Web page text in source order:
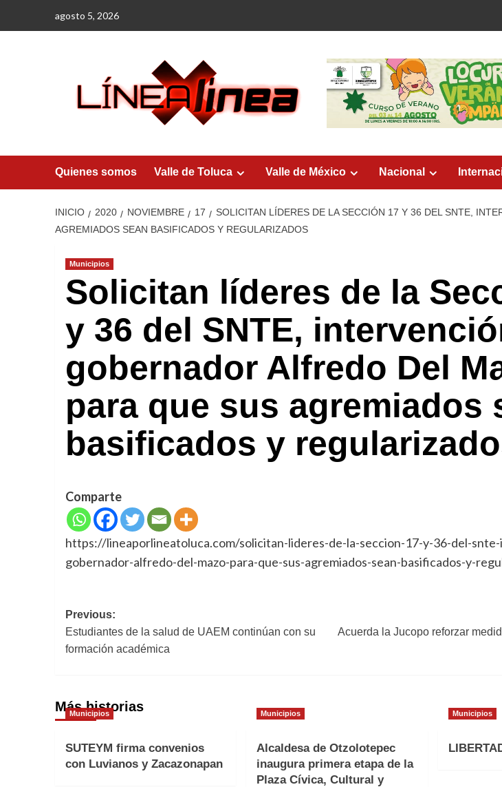
agosto 5, 2026
Quienes somos Valle de Toluca Valle de México Nacional
INICIO 2020 NOVIEMBRE 17
SOLICITAN LÍDERES DE LA SECCIÓN 17 Y 36 DEL SNTE,
AGREMIADOS SEAN BASIFICADOS Y REGULARIZADOS
Municipios
Solicitan líderes de la
y 36 del SNTE,
gobernador Alfredo Del
para que sus agremiados
basificados y
Comparte
https://lineaporlineatoluca.com/solicitan-lideres-de-la-seccion-17-y-36-del-
gobernador-alfredo-del-mazo-para-que-sus-agremiados-sean-basificados-y-
Navegación
de
Previous:
Estudiantes de la salud de UAEM continúan con su
formación académica
Acuerda la Jucopo reforzar
Más historias
Municipios
SUTEYM firma convenios
con Luvianos y Zacazonapan
Municipios
Alcaldesa de Otzolotepec
inaugura primera etapa de la
Plaza Cívica, Cultural y
Municipios